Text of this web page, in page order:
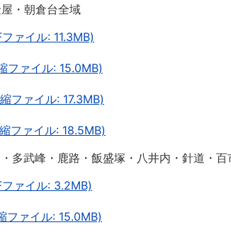
・朝倉台全域
ァイル: 11.3MB)
ファイル: 15.0MB)
ファイル: 17.3MB)
ファイル: 18.5MB)
多武峰・鹿路・飯盛塚・八井内・針道・
ァイル: 3.2MB)
ファイル: 15.0MB)